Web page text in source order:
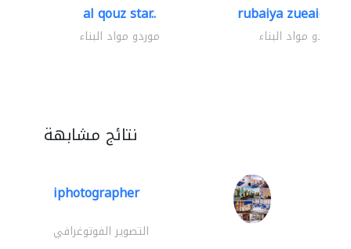
al qouz star..
موردو مواد البناء
rubaiya zueaid
موردو مواد البناء
نتائج مشابهة
iphotographer
التصوير الفوتوغرافي